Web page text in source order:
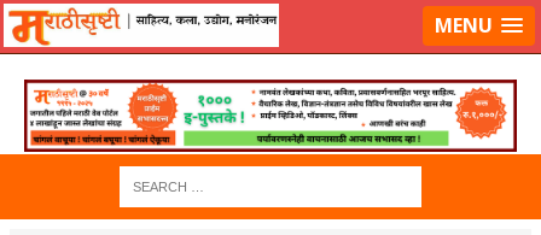
लॉग-इन करा|लेखक नोंदणी करा MENU